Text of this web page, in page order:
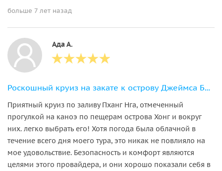
больше 7 лет назад
Ада А.
Роскошный круиз на закате к острову Джеймса Бонда (англоязычный гид)
Приятный круиз по заливу Пханг Нга, отмеченный
прогулкой на каноэ по пещерам острова Хонг и вокруг
них. легко выбрать его! Хотя погода была облачной в
течение всего дня моего тура, это никак не повлияло на
мое удовольствие. Безопасность и комфорт являются
целями этого провайдера, и они хорошо показали себя в